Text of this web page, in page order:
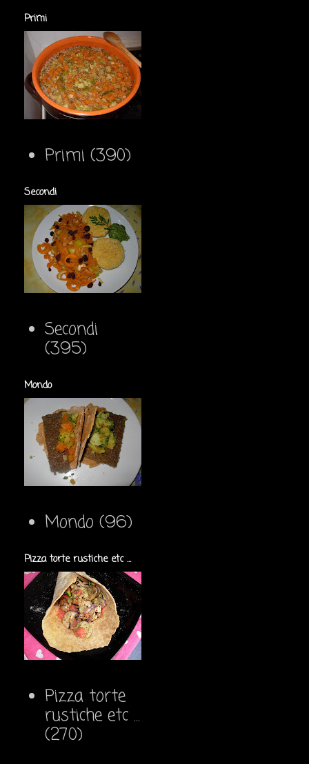
Primi
Primi (390)
Secondi
Secondi
(395)
Mondo
Mondo (96)
Pizza torte rustiche etc ...
Pizza torte
rustiche etc ...
(270)